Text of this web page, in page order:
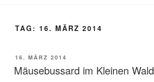
TAG: 16. MÄRZ 2014
VERÖFFENTLICHT
AM
16. MÄRZ 2014
Mäusebussard im Kleinen Wald